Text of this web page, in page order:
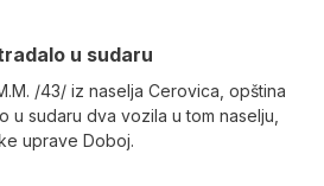
u sudaru
/43/ iz naselja Cerovica, opština
u sudaru dva vozila u tom naselju,
uprave Doboj.